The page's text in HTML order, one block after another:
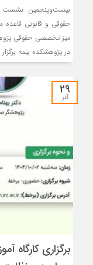
بیست‌وپنجمین نشست
حقوقی و قانونی قاعده
میز تخصصی حقوقی
در پژوهشکده بیمه
29
آذر